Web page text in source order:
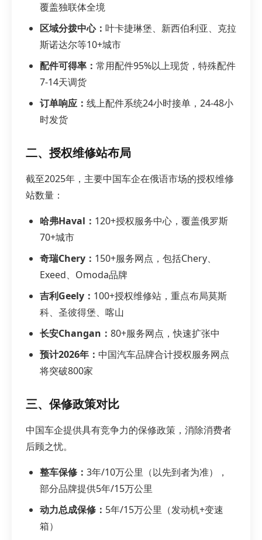
覆盖独联体全境
区域分拨中心： 叶卡捷琳堡、新西伯利亚、克拉
斯诺达尔等10+城市
配件可得率： 常用配件95%以上现货，特殊配件
7-14天调货
订单响应： 线上配件系统24小时接单，24-48小
时发货
二、授权维修站布局
截至2025年，主要中国车企在俄语市场的授权维修
站数量：
哈弗Haval： 120+授权服务中心，覆盖俄罗斯
70+城市
奇瑞Chery： 150+服务网点，包括Chery、
Exeed、Omoda品牌
吉利Geely： 100+授权维修站，重点布局莫斯
科、圣彼得堡、喀山
长安Changan： 80+服务网点，快速扩张中
预计2026年： 中国汽车品牌合计授权服务网点
将突破800家
三、保修政策对比
中国车企提供具有竞争力的保修政策，消除消费者
后顾之忧。
整车保修： 3年/10万公里（以先到者为准），
部分品牌提供5年/15万公里
动力总成保修： 5年/15万公里（发动机+变速
箱）